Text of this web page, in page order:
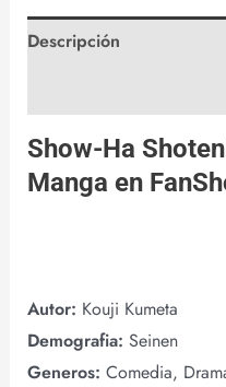
Descripción
Show-Ha
Manga en
Autor: Kouji Kumeta
Demografia: Seinen
Generos: Comedia,